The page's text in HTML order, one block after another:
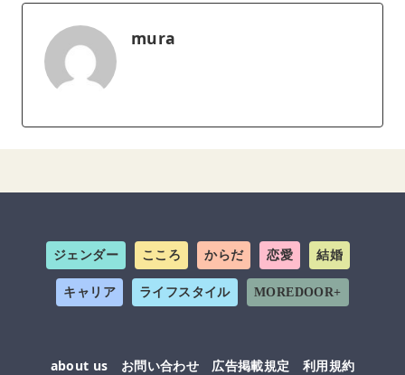
mura
ジェンダー こころ からだ 恋愛 結婚
キャリア ライフスタイル MOREDOOR+
about us お問い合わせ 広告掲載規定 利用規約